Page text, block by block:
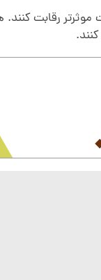
به صورت موثرتر